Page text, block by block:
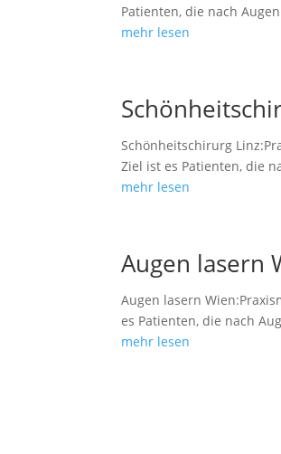
Patienten, die nach
mehr lesen
Schönheitschirurg
Ziel ist es Patienten, die
mehr lesen
Augen lasern
Augen lasern
es Patienten, die nach
mehr lesen